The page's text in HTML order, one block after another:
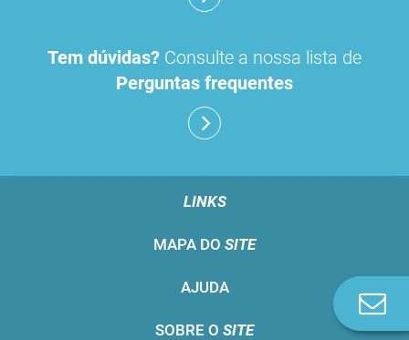
Tem dúvidas? Consulte a nossa lista de
Perguntas frequentes
LINKS
MAPA DO SITE
AJUDA
SOBRE O SITE